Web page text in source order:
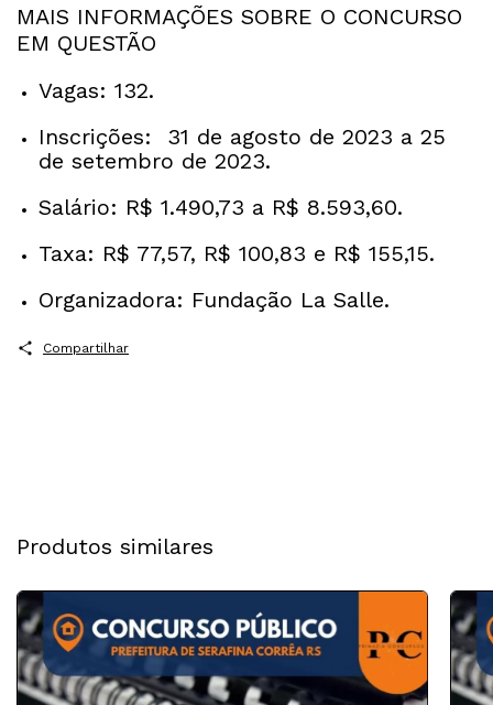
MAIS INFORMAÇÕES SOBRE O CONCURSO
EM QUESTÃO
Vagas: 132.
Inscrições: 31 de agosto de 2023 a 25
de setembro de 2023.
Salário: R$ 1.490,73 a R$ 8.593,60.
Taxa: R$ 77,57, R$ 100,83 e R$ 155,15.
Organizadora: Fundação La Salle.
Compartilhar
Produtos similares